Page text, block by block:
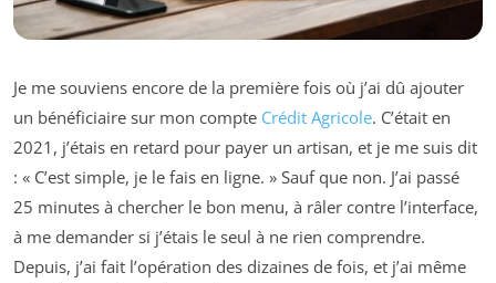
Je me souviens encore de la première fois où j’ai dû ajouter
un bénéficiaire sur mon compte Crédit Agricole. C’était en
2021, j’étais en retard pour payer un artisan, et je me suis dit
: « C’est simple, je le fais en ligne. » Sauf que non. J’ai passé
25 minutes à chercher le bon menu, à râler contre l’interface,
à me demander si j’étais le seul à ne rien comprendre.
Depuis, j’ai fait l’opération des dizaines de fois, et j’ai même